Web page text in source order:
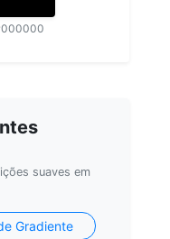
suaves em
Gradiente